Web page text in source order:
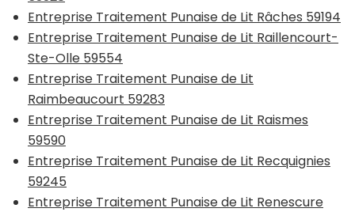
Entreprise Traitement Punaise de Lit Râches 59194
Entreprise Traitement Punaise de Lit Raillencourt-
Ste-Olle 59554
Entreprise Traitement Punaise de Lit
Raimbeaucourt 59283
Entreprise Traitement Punaise de Lit Raismes
59590
Entreprise Traitement Punaise de Lit Recquignies
59245
Entreprise Traitement Punaise de Lit Renescure